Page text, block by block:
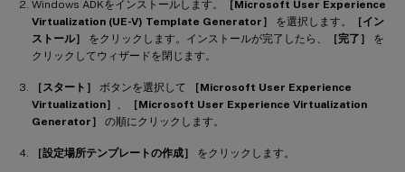
Windows ADKをインストールします。
［Microsoft User Experience
Virtualization (UE-V) Template Generator］
を選択します。
［イン
ストール］
をクリックします。インストールが完了したら、 ［完了］
を
クリックしてウィザードを閉じます。
［スタート］ ボタンを選択して
［Microsoft User Experience
Virtualization］
［Microsoft User Experience Virtualization
Generator］
の順にクリックします。
［設定場所テンプレートの作成］ をクリックします。